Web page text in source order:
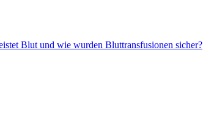
Blut und wie wurden Bluttransfusionen sicher?